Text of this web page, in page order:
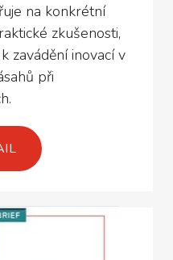
na konkrétní
zkušenosti,
zavádění inovací v
při